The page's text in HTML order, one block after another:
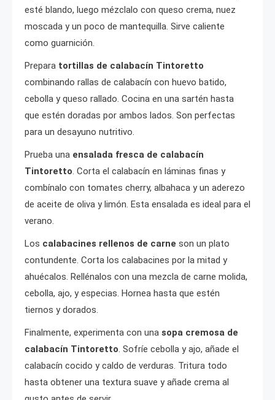
esté blando, luego mézclalo con queso crema, nuez
moscada y un poco de mantequilla. Sirve caliente
como guarnición.
Prepara tortillas de calabacín Tintoretto
combinando rallas de calabacín con huevo batido,
cebolla y queso rallado. Cocina en una sartén hasta
que estén doradas por ambos lados. Son perfectas
para un desayuno nutritivo.
Prueba una ensalada fresca de calabacín
Tintoretto. Corta el calabacín en láminas finas y
combínalo con tomates cherry, albahaca y un aderezo
de aceite de oliva y limón. Esta ensalada es ideal para el
verano.
Los calabacines rellenos de carne son un plato
contundente. Corta los calabacines por la mitad y
ahuécalos. Rellénalos con una mezcla de carne molida,
cebolla, ajo, y especias. Hornea hasta que estén
tiernos y dorados.
Finalmente, experimenta con una sopa cremosa de
calabacín Tintoretto. Sofríe cebolla y ajo, añade el
calabacín cocido y caldo de verduras. Tritura todo
hasta obtener una textura suave y añade crema al